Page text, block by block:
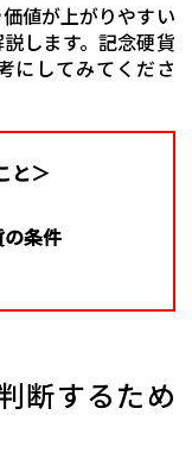
値が上がりやすい
します。記念硬貨
にしてみてくださ
と＞
条件
断するため